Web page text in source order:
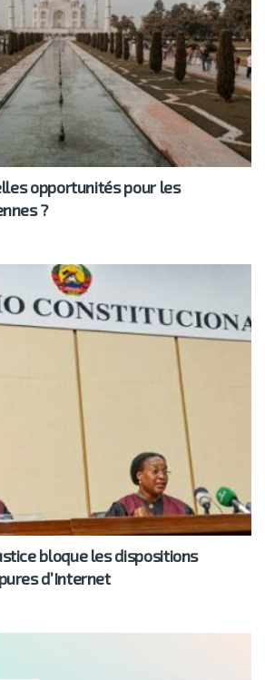
opportunités pour les
?
bloque les dispositions
d’Internet